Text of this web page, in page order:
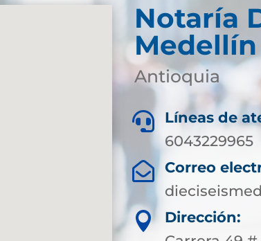
Notaría
Medellín
Antioquia

Líneas de
6043229965

Correo

Dirección: